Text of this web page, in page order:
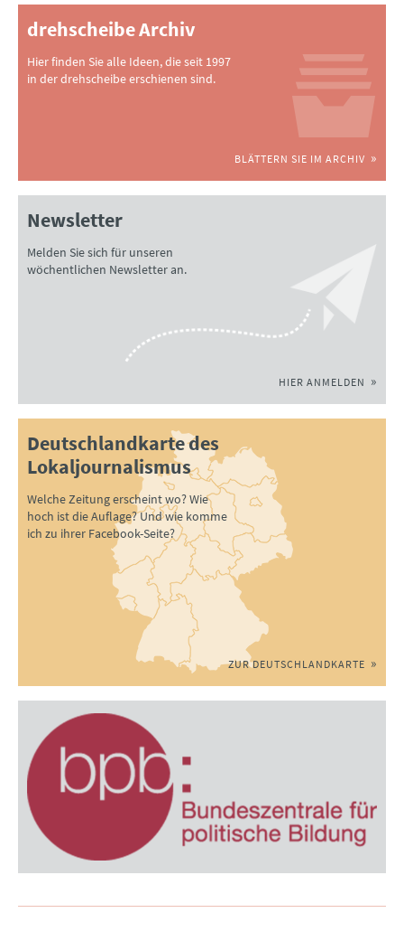
drehscheibe Archiv
Hier finden Sie alle Ideen, die seit 1997
in der drehscheibe erschienen sind.
BLÄTTERN SIE IM ARCHIV
Newsletter
Melden Sie sich für unseren
wöchentlichen Newsletter an.
HIER ANMELDEN
Deutschlandkarte des
Lokaljournalismus
Welche Zeitung erscheint wo? Wie
hoch ist die Auflage? Und wie komme
ich zu ihrer Facebook-Seite?
ZUR DEUTSCHLANDKARTE